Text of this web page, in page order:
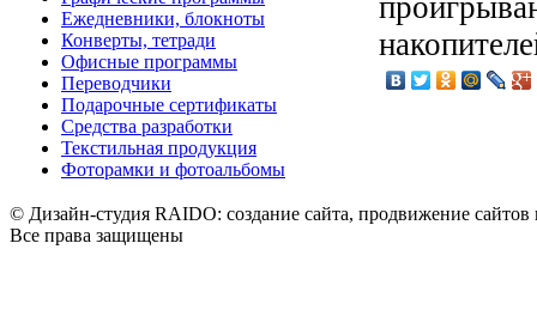
Ежедневники, блокноты
Конверты, тетради
Офисные программы
Переводчики
Подарочные сертификаты
Средства разработки
Текстильная продукция
Фоторамки и фотоальбомы
© Дизайн-студия RAIDO: создание сайта, продвижение сайтов
Все права защищены